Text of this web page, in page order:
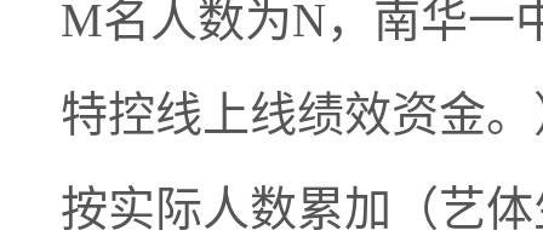
M名人数为N，南华一
特控线上线绩效资金
按实际人数累加（艺